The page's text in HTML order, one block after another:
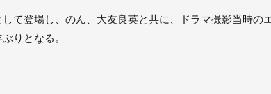
て登場し、のん、大友良英と共に、ドラマ撮影当時
りとなる。